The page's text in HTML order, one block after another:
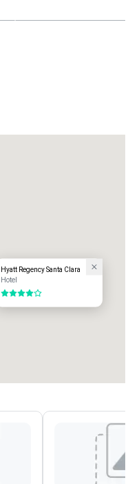
Hyatt Regency Santa Clara
Hotel
4 de 5